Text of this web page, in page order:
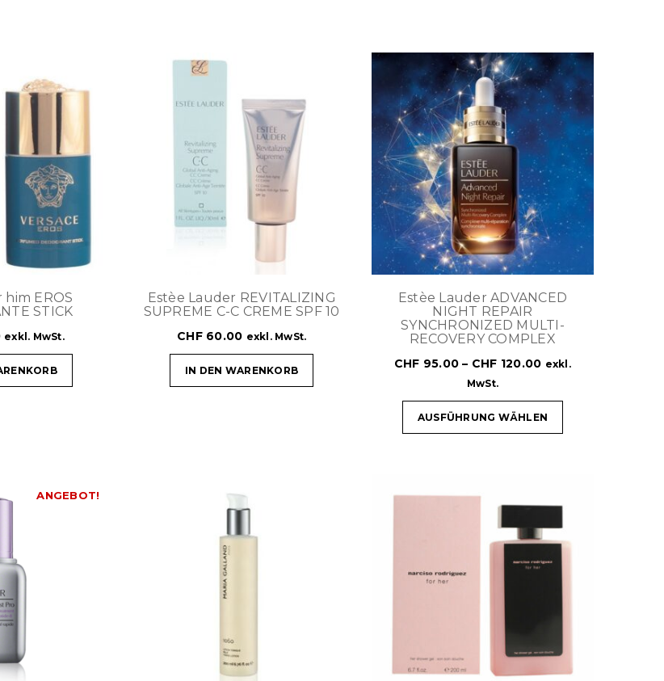
him EROS
STICK
exkl. MwSt.
Estèe Lauder REVITALIZING
SUPREME C-C CREME SPF 10
CHF60.00 exkl. MwSt.
IN DEN WARENKORB
Estèe Lauder ADVANCED
NIGHT REPAIR
SYNCHRONIZED MULTI-
RECOVERY COMPLEX
CHF 95.00 – CHF 120.00 exkl.
MwSt.
AUSFÜHRUNG WÄHLEN
ANGEBOT!